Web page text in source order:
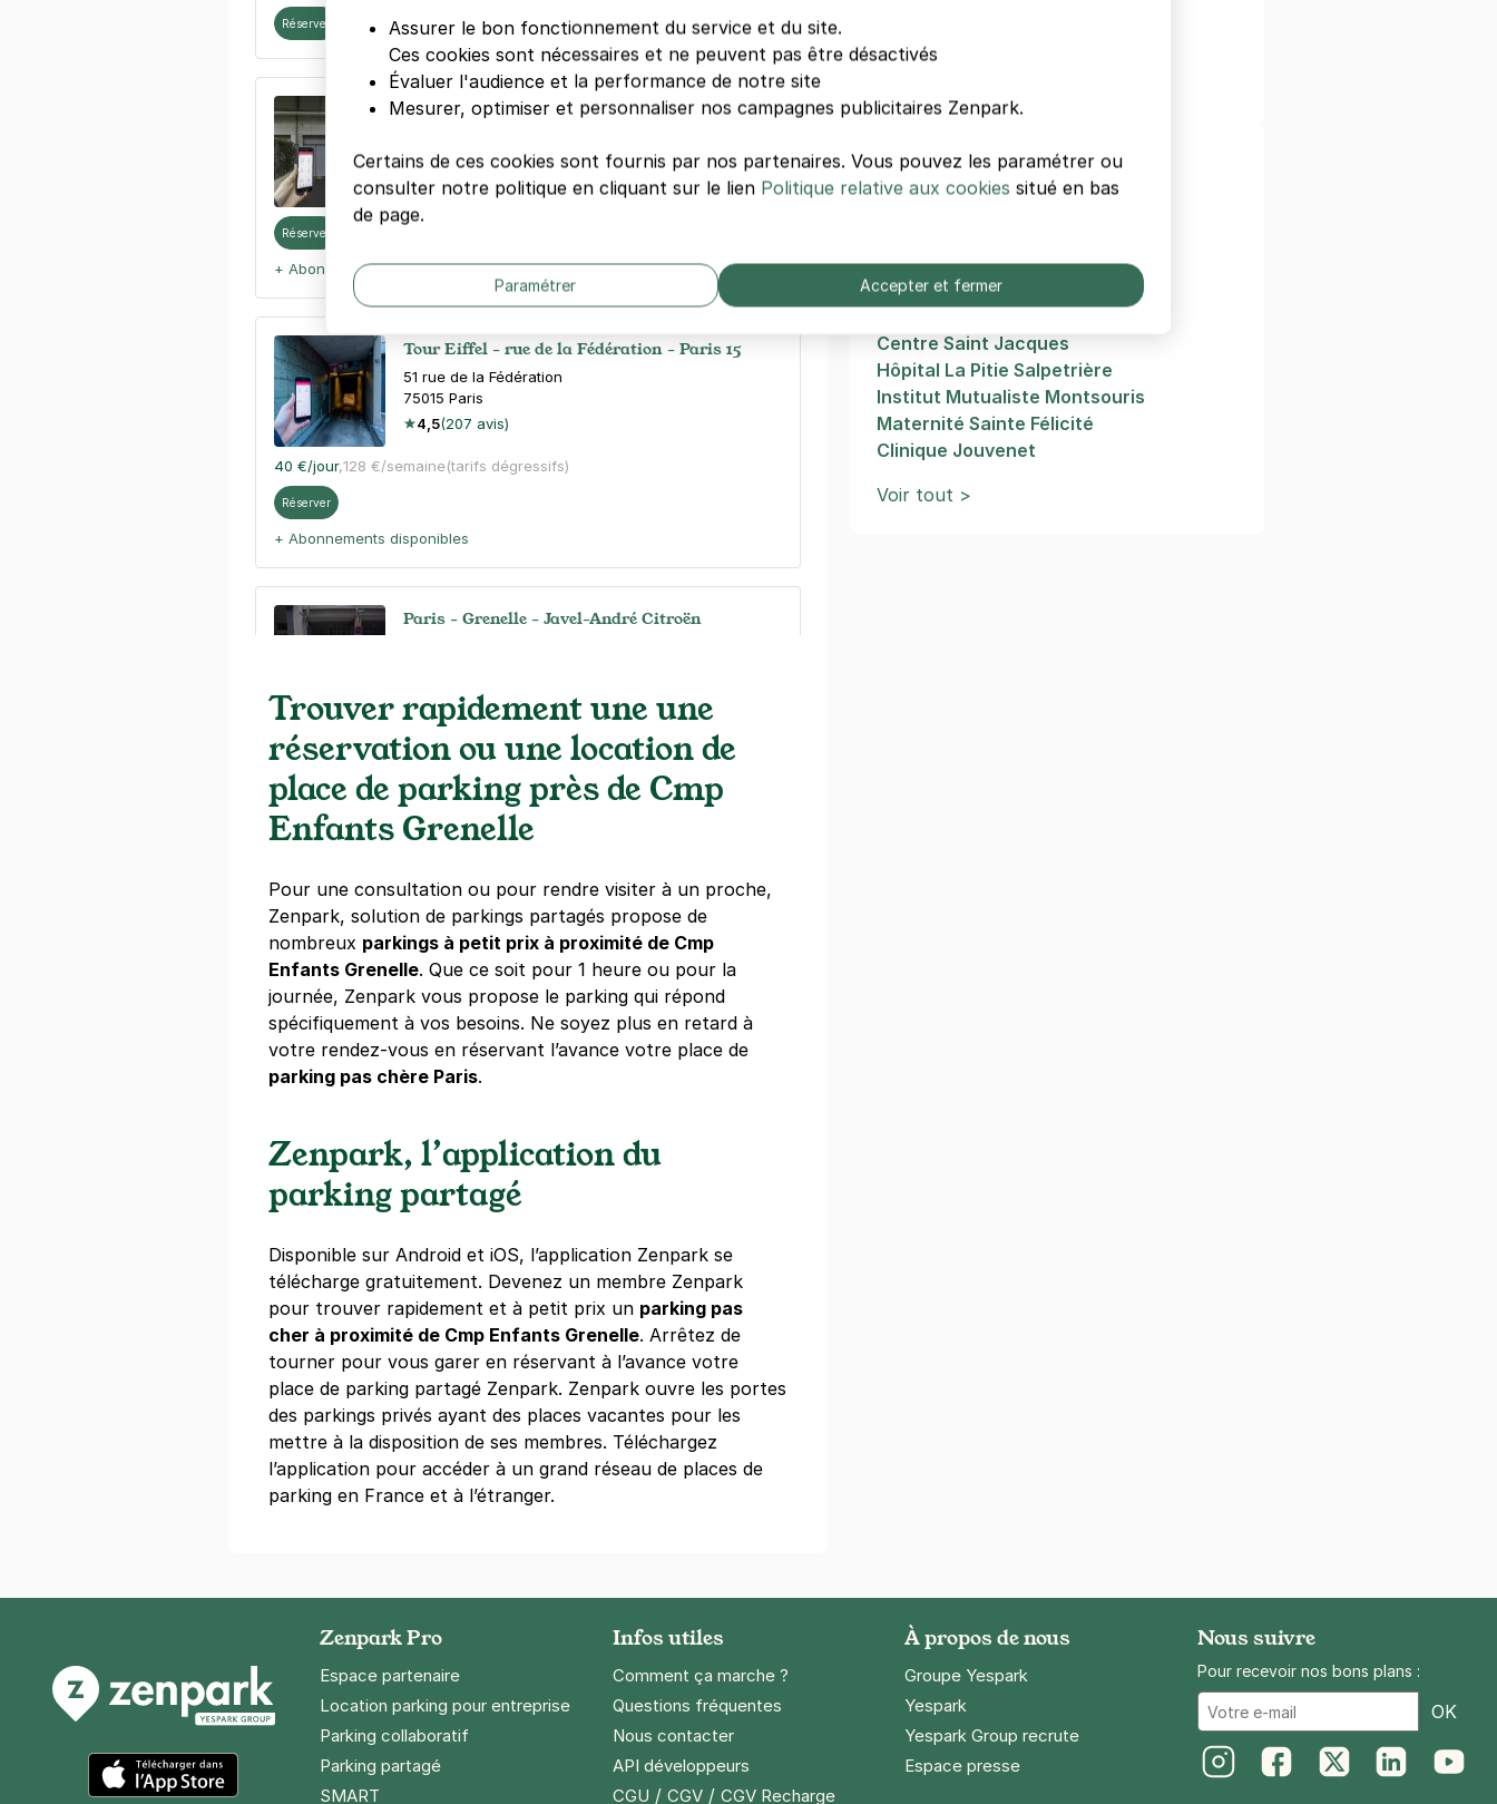
Réserver
Tour Eiffel - 7 rue Edgar Faure - Paris 15
75015Paris
4,5 (184 avis)
Réserver
+ Abonnements disponibles
Tour Eiffel - rue de la Fédération - Paris 15
51 rue de la Fédération
75015 Paris
4,5(207 avis)
40 €/jour,128 €/semaine(tarifs dégressifs)
Réserver
+ Abonnements disponibles
Paris - Grenelle - Javel-André Citroën
(196 avis)
3,50 € 32 €/jour, (tarifs dégressifs)
Réserver
+ Abonnements disponibles
Paris - Grenelle - Charles Michels
59 rue Emeriau
75015Paris
4,4(422 avis)
3,50 €/heure,32 €/jour,88 €/semaine(tarifs dégressifs)
Réserver
+ Abonnements disponibles
Paris - Beaugrenelle - Parking Keller
27 rue de l'ingénieur Robert Keller
75015Paris
Réserver
+ Abonnements disponibles
Paris - La Motte-Picquet Grenelle - Citadines
132 boulevard de Grenelle
75015Paris
4,6(1566 avis)
Paris - Tour Eiffel - SAEMES
75007 Paris
4,6(620 avis)
Trouver rapidement une une
réservation ou une location de
place de parking près de Cmp
Enfants Grenelle
Pour une consultation ou pour rendre visiter à un proche,
Zenpark, solution de parkings partagés propose de
nombreux parkings à petit prix à proximité de Cmp
Enfants Grenelle. Que ce soit pour 1 heure ou pour la
journée, Zenpark vous propose le parking qui répond
spécifiquement à vos besoins. Ne soyez plus en retard à
votre rendez-vous en réservant l’avance votre place de
parking pas chère Paris.
Zenpark, l’application du
parking partagé
Disponible sur Android et iOS, l’application Zenpark se
télécharge gratuitement. Devenez un membre Zenpark
pour trouver rapidement et à petit prix un parking pas
cher à proximité de Cmp Enfants Grenelle. Arrêtez de
tourner pour vous garer en réservant à l’avance votre
place de parking partagé Zenpark. Zenpark ouvre les portes
des parkings privés ayant des places vacantes pour les
mettre à la disposition de ses membres. Téléchargez
l’application pour accéder à un grand réseau de places de
parking en France et à l’étranger.
Pathé Beaugrenelle
Autres hôpitaux de Paris
Hôpital Lariboisière
Institut Curie
Centre Saint Jacques
Hôpital La Pitie Salpetrière
Institut Mutualiste Montsouris
Maternité Sainte Félicité
Clinique Jouvenet
Voir tout >
Zenpark Pro
Espace partenaire
Location parking pour entreprise
Parking collaboratif
Parking partagé
SMART
Infos utiles
Comment ça marche ?
Questions fréquentes
Nous contacter
API développeurs
CGU / CGV/ CGV Recharge
À propos de nous
Groupe Yespark
Yespark
Yespark Group recrute
Espace presse
Nous suivre
Pour recevoir nos bons plans :
OK
Assurer le bon fonctionnement du service et du site.
Ces cookies sont nécessaires et ne peuvent pas être désactivés
Évaluer l'audience et la performance de notre site
Mesurer, optimiser et personnaliser nos campagnes publicitaires Zenpark.
Certains de ces cookies sont fournis par nos partenaires. Vous pouvez les paramétrer ou
consulter notre politique en cliquant sur le lien Politique relative aux cookies situé en bas
de page.
Paramétrer Accepter et fermer